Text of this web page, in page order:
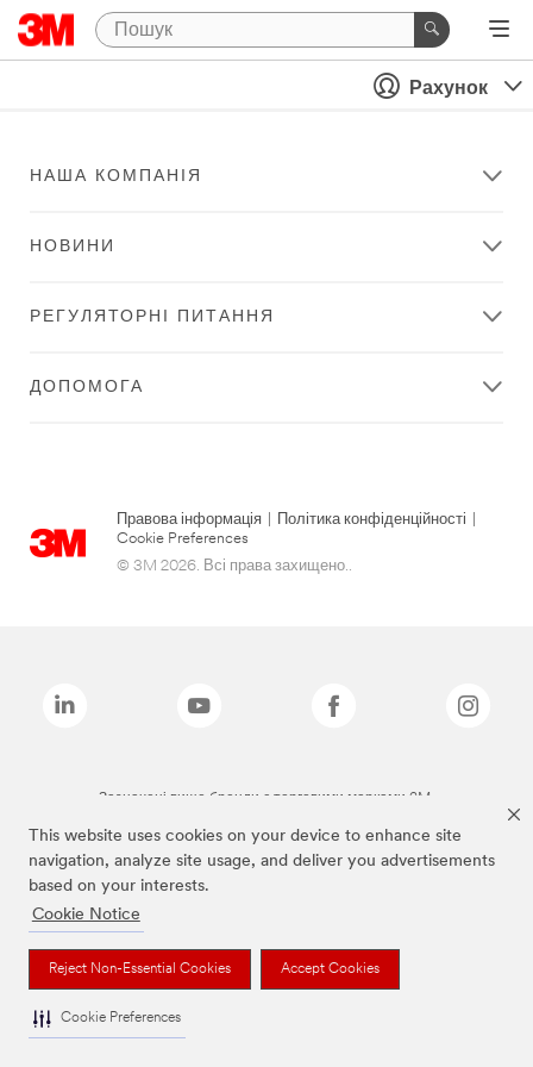
This website uses cookies on your device to enhance site
navigation, analyze site usage, and deliver you advertisements
based on your interests.
Cookie Notice
Reject Non-Essential Cookies Accept Cookies
Cookie Preferences
Рахунок
НАША КОМПАНІЯ
НОВИНИ
РЕГУЛЯТОРНІ ПИТАННЯ
ДОПОМОГА
Правова інформація Політика конфіденційності
Cookie Preferences
© 3M 2026. Всі права захищено..
Зазначені вище бренди є торговими марками 3M.